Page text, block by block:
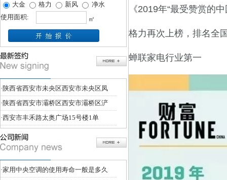
大金
格力 新风
净水
使用面积:
㎡
·陕西省西安市未央区西安市未央区凤
·陕西省西安市灞桥区西安市灞桥区浐
·西安市丰禾路太奥广场15号楼1单
·家用中央空调的使用寿命一般是多久
《2019年“最受赞赏的
格力再次上榜，排名全
蝉联家电行业第一